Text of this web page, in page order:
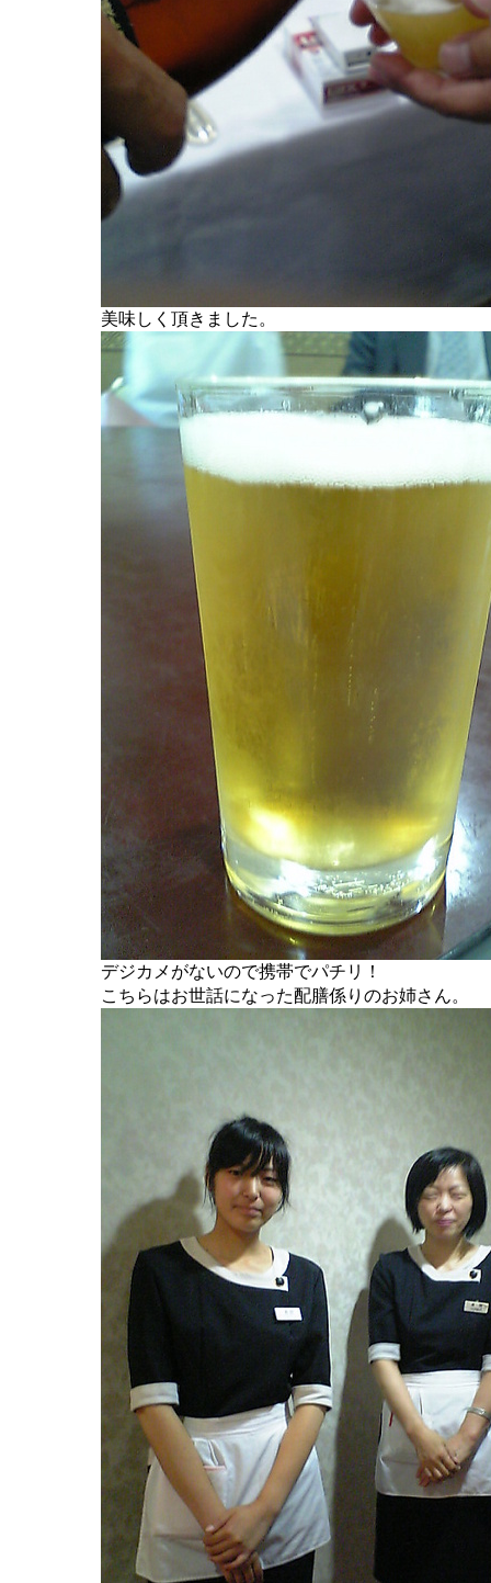
美味しく頂きました。
デジカメがないので携帯でパチリ！
こちらはお世話になった配膳係りのお姉さん。